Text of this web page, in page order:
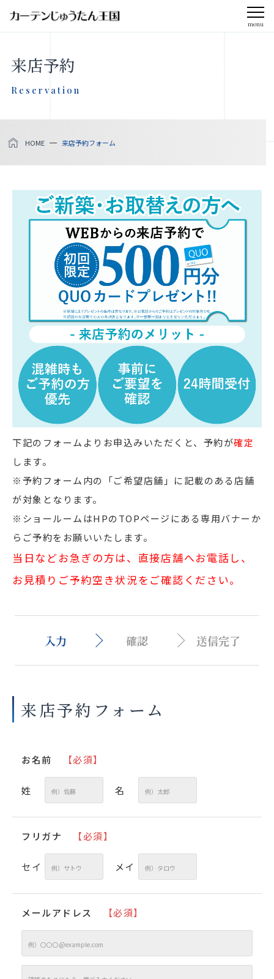
menu
お知らせ
採用情報
社会貢献活動
製品をさがす
店舗をさがす
私たちのこだわり
お客様の声
お役立ち情報
FAQ
お問い合わせ
お気に入りリスト
法人のお客様へ
来店予約
Reservation
HOME 来店予約フォーム
下記のフォームよりお申込みいただくと、予約が確定
します。
※予約フォーム内の「ご希望店舗」に記載のある店舗
が対象となります。
※ショールームはHPのTOPページにある専用バナーか
らご予約をお願いいたします。
当日などお急ぎの方は、直接店舗へお電話し、
お見積りご予約空き状況をご確認ください。
入力 確認 送信完了
来店予約フォーム
お名前 【必須】
姓 名
フリガナ 【必須】
セイ メイ
メールアドレス 【必須】